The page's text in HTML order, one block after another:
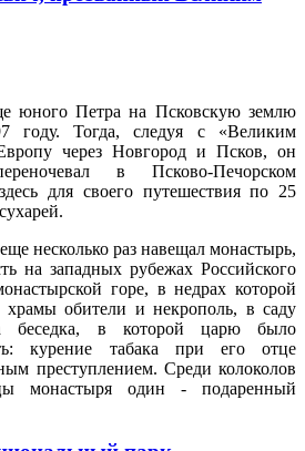
юного Петра на Псковскую землю
году. Тогда, следуя с «Великим
через Новгород и Псков, он
в Псково-Печорском
для своего путешествия по 25
несколько раз навещал монастырь,
на западных рубежах Российского
горе, в недрах которой
храмы обители и некрополь, в саду
беседка, в которой царю было
курение табака при его отце
преступлением. Среди колоколов
монастыря один - подаренный